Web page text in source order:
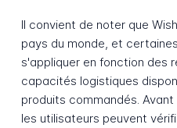
Il convient de noter que
pays du monde, et
s'appliquer en fonction des
capacités logistiques
produits commandés.
les utilisateurs peuvent